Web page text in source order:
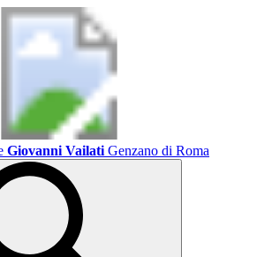
Giovanni Vailati Genzano di Roma